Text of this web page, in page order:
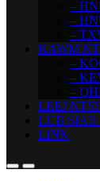
–
–
–
KAWM
–
–
–
LEEJ
LUB SIAB
LINK